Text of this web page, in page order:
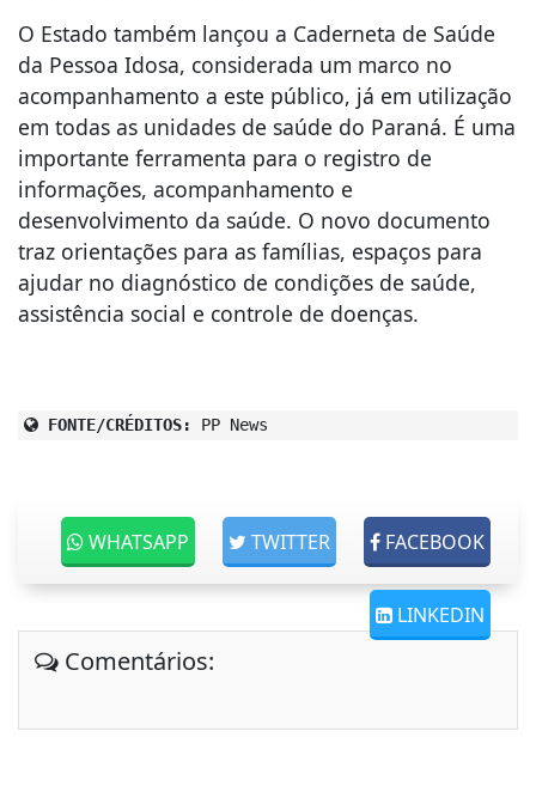
O Estado também lançou a Caderneta de Saúde
da Pessoa Idosa, considerada um marco no
acompanhamento a este público, já em utilização
em todas as unidades de saúde do Paraná. É uma
importante ferramenta para o registro de
informações, acompanhamento e
desenvolvimento da saúde. O novo documento
traz orientações para as famílias, espaços para
ajudar no diagnóstico de condições de saúde,
assistência social e controle de doenças.
FONTE/CRÉDITOS: PP News
FACEBOOK
TWITTER
WHATSAPP
LINKEDIN
Comentários: